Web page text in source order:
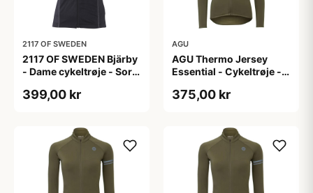
2117 OF SWEDEN
2117 OF SWEDEN Bjärby
- Dame cykeltrøje - Sort
399,00 kr
AGU
AGU Thermo Jersey
Essential - Cykeltrøje -
L
375,00 kr